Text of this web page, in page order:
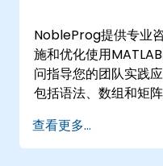
伴
NobleProg提供专业
施和优化使用
问指导您的团队实践
包括语法、数组和矩
MATLAB的专用工具
行高级的财务数据数
查看更多...